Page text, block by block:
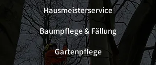
Hausmeisterservice
Baumpflege & Fällung
Gartenpflege